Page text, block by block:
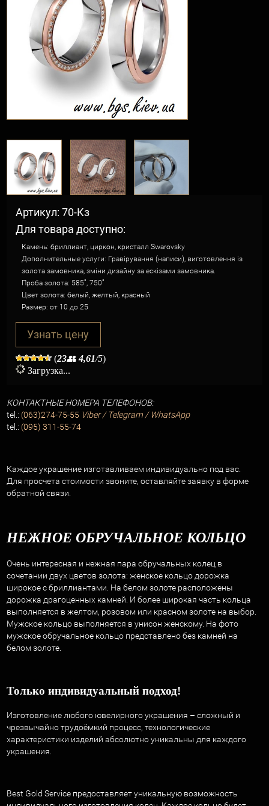
Артикул: 70-Кз
Для товара доступно:
Камень: бриллиант, циркон, кристалл Swarovsky
Дополнительные услуги: Гравірування (написи), виготовлення із
золота замовника, зміни дизайну за ескізами замовника.
Проба золота: 585˚, 750˚
Цвет золота: белый, желтый, красный
Размер: от 10 до 25
Узнать цену
(23👥 4,61/5)
Загрузка...
КОНТАКТНЫЕ НОМЕРА ТЕЛЕФОНОВ:
tel.: (063)274-75-55 Viber/ Telegram / WhatsApp
tel.: (095) 311-55-74
Каждое украшение изготавливаем индивидуально под вас.
Для просчета стоимости звоните, оставляйте заявку в форме
обратной связи.
НЕЖНОЕ ОБРУЧАЛЬНОЕ КОЛЬЦО
Очень интересная и нежная пара обручальных колец в
сочетании двух цветов золота: женское кольцо дорожка
широкое с бриллиантами. На белом золоте расположены
дорожка драгоценных камней. И более широкая часть кольца
выполняется в желтом, розовом или красном золоте на выбор.
Мужское кольцо выполняется в унисон женскому. На фото
мужское обручальное кольцо представлено без камней на
белом золоте.
Только индивидуальный подход!
Изготовление любого ювелирного украшения – сложный и
чрезвычайно трудоёмкий процесс, технологические
характеристики изделий абсолютно уникальны для каждого
украшения.
Best Gold Service предоставляет уникальную возможность